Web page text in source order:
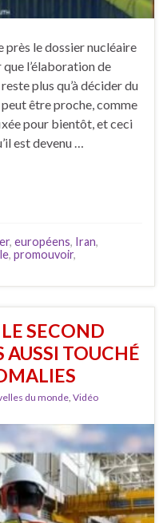
près le dossier nucléaire
l’élaboration de
plus qu’à décider du
être proche, comme
pour bientôt, et ceci
est devenu …
, européens, Iran,
, promouvoir,
SECOND
AUSSI TOUCHÉ
du monde, Vidéo